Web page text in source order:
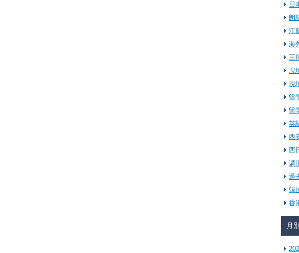
日
朗
江
海
王
現
現
留
留
英
西
西
講
過
韓
香
月